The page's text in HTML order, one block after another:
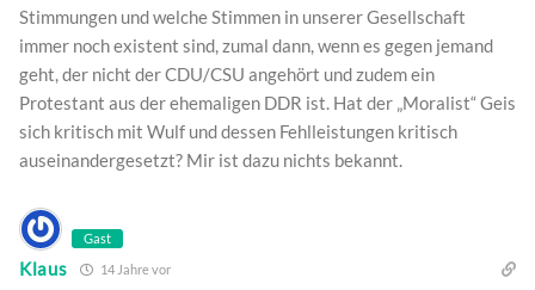
Stimmungen und welche Stimmen in unserer Gesellschaft
immer noch existent sind, zumal dann, wenn es gegen jemand
geht, der nicht der CDU/CSU angehört und zudem ein
Protestant aus der ehemaligen DDR ist. Hat der „Moralist“ Geis
sich kritisch mit Wulf und dessen Fehlleistungen kritisch
auseinandergesetzt? Mir ist dazu nichts bekannt.
Gast
Klaus 14 Jahre vor